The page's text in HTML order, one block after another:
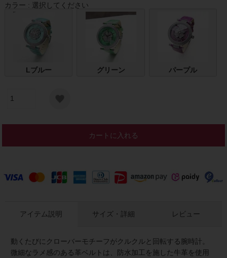
カラー 選択してください
Lブルー グリーン パープル
カートに入れる
アイテム説明
動くたびにクローバーモチーフがクルクルと回転する腕時計。
微細なラメ感のある革ベルトは、防水加工を施した牛革を使用
サイズ・詳細 レビュー